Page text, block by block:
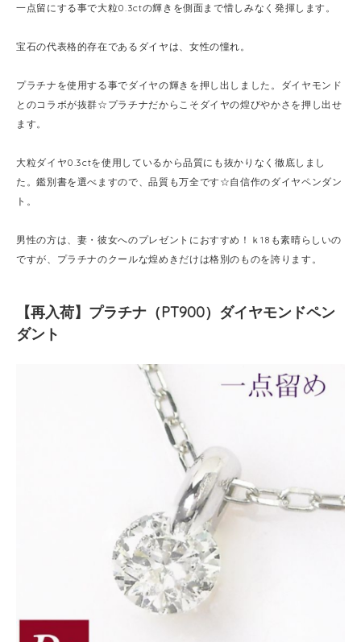
一点留にする事で大粒0.3ctの輝きを側面まで惜しみなく発揮します。
宝石の代表格的存在であるダイヤは、女性の憧れ。
プラチナを使用する事でダイヤの輝きを押し出しました。ダイヤモンド
とのコラボが抜群☆プラチナだからこそダイヤの煌びやかさを押し出せ
ます。
大粒ダイヤ0.3ctを使用しているから品質にも抜かりなく徹底しまし
た。鑑別書を選べますので、品質も万全です☆自信作のダイヤペンダン
ト。
男性の方は、妻・彼女へのプレゼントにおすすめ！ｋ18も素晴らしいの
ですが、プラチナのクールな煌めきだけは格別のものを誇ります。
【再入荷】プラチナ（PT900）ダイヤモンドペン
ダント